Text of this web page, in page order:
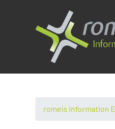
romeis Information